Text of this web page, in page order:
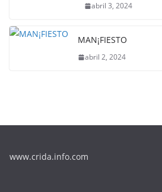
abril 3, 2024
MAN¡FIESTO
abril 2, 2024
www.crida.info.com